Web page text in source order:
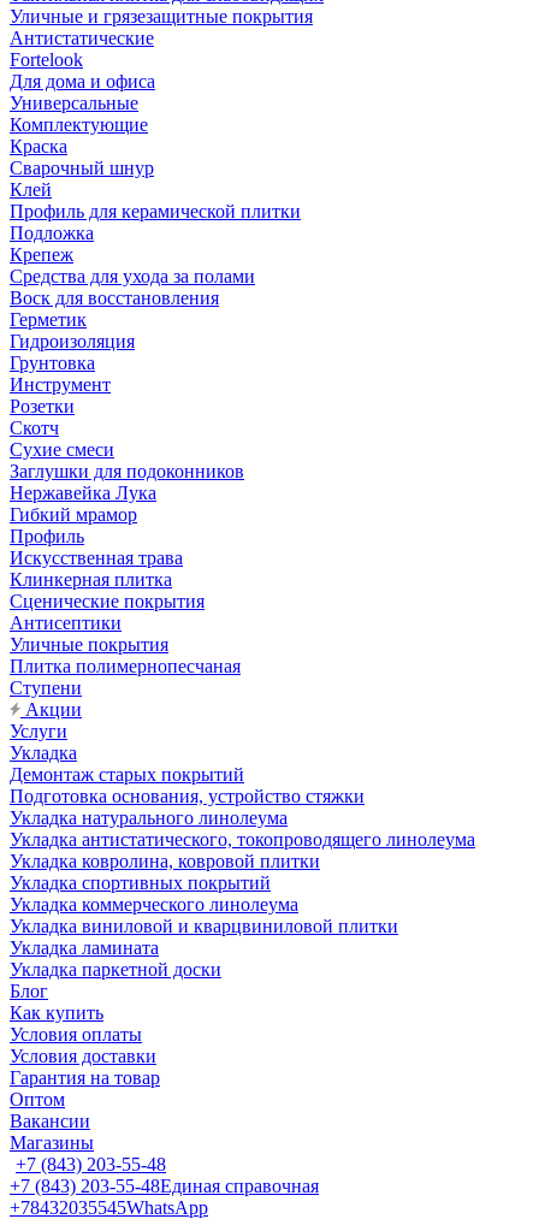
Уличные и грязезащитные покрытия
Антистатические
Fortelook
Для дома и офиса
Универсальные
Комплектующие
Краска
Сварочный шнур
Клей
Профиль для керамической плитки
Подложка
Крепеж
Средства для ухода за полами
Воск для восстановления
Герметик
Гидроизоляция
Грунтовка
Инструмент
Розетки
Скотч
Сухие смеси
Заглушки для подоконников
Нержавейка Лука
Гибкий мрамор
Профиль
Искусственная трава
Клинкерная плитка
Сценические покрытия
Антисептики
Уличные покрытия
Плитка полимернопесчаная
Ступени
Акции
Услуги
Укладка
Демонтаж старых покрытий
Подготовка основания, устройство стяжки
Укладка натурального линолеума
Укладка антистатического, токопроводящего линолеума
Укладка ковролина, ковровой плитки
Укладка спортивных покрытий
Укладка коммерческого линолеума
Укладка виниловой и кварцвиниловой плитки
Укладка ламината
Укладка паркетной доски
Блог
Как купить
Условия оплаты
Условия доставки
Гарантия на товар
Оптом
Вакансии
Магазины
+7 (843) 203-55-48
+7 (843) 203-55-48Единая справочная
+78432035545WhatsApp